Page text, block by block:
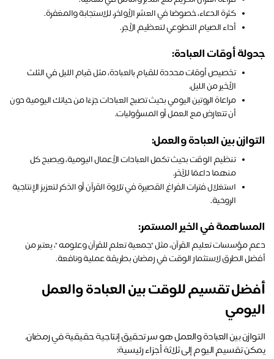
كثرة الدعاء، خصوصًا في العشر الأواخر، للاستجابة والمغفرة.
أداء الصيام التطوعي لتعظيم الأجر.
أوقاتالعبادة:
تخصيص أوقات محددة للقيام بالعبادة، مثل قيام الليل في الثلث
الأخير من الليل.
مراعاة الروتين اليومي بحيث تصبح العبادات جزءًا من حياتك اليومية دون
أن تتعارض مع العمل أو المسؤوليات.
بين العبادة والعمل:
تنظيم الوقت بحيث تكمل العبادات الأعمال اليومية، ويصبح كل
منهما داعمًا للآخر.
استغلال فترات الفراغ القصيرة في تلاوة القرآن أو الذكر لتعزيز الإنتاجية
الروحية.
في الخير المستمر:
دعم مؤسسات تعليم القرآن، مثل "جمعية تعلم للقرآن وعلومه "، يعتبر من
الطرق لاستثمار الوقت في رمضان بطريقة عملية ونافعة.
أفضل تقسيم للوقت بين العبادة والعمل
التوازن بين العبادة والعمل هو سر تحقيق إنتاجية حقيقية في رمضان.
تقسيم اليوم إلى ثلاثة أجزاء رئيسية: